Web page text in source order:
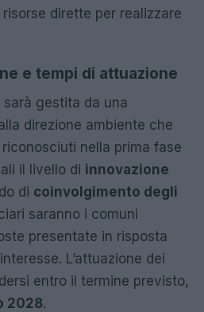
dirette per realizzare
e tempi di attuazione
sarà gestita da una
direzione ambiente che
nella prima fase
il livello di innovazione
di coinvolgimento degli
saranno i comuni
presentate in risposta
L’attuazione dei
entro il termine previsto,
2028.